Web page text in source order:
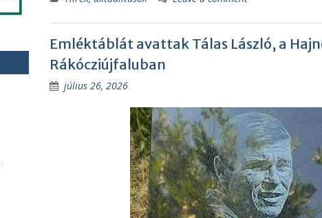
Emléktáblát avattak Tálas László, a
Rákócziújfaluban
július 26, 2026